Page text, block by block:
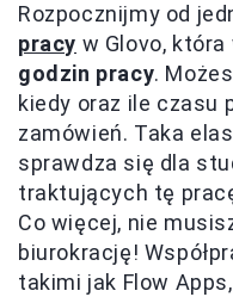
Rozpocznijmy od
pracy w Glovo,
godzin pracy.
kiedy oraz ile czasu
zamówień. Taka
sprawdza się dla
traktujących tę
Co więcej, nie
biurokrację!
takimi jak Flow